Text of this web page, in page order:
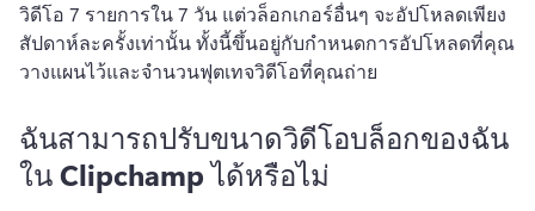
วิดีโอ 7 รายการใน 7 วัน แต่วล็อกเกอร์อื่นๆ จะอัปโหลดเพียง
สัปดาห์ละครั้งเท่านั้น ทั้งนี้ขึ้นอยู่กับกำหนดการอัปโหลดที่คุณ
วางแผนไว้และจำนวนฟุตเทจวิดีโอที่คุณถ่าย
ฉันสามารถปรับขนาดวิดีโอบล็อกของฉัน
ใน Clipchamp ได้หรือไม่